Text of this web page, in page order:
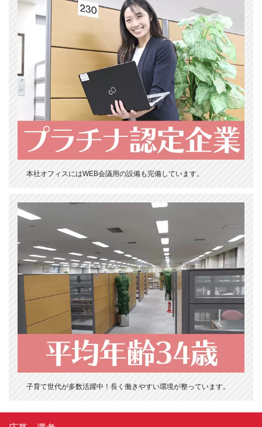
本社オフィスにはWEB会議用の設備も完備しています。
子育て世代が多数活躍中！長く働きやすい環境が整っています。